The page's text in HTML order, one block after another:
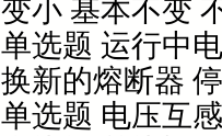
变小 基本不变
单选题 运行中
换新的熔断器
单选题 电压互